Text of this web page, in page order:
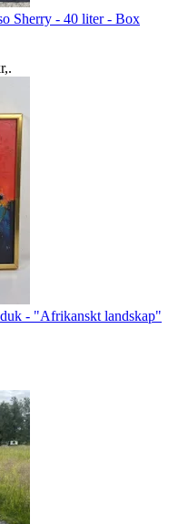
Sherry - 40 liter - Box
,.
- "Afrikanskt landskap"